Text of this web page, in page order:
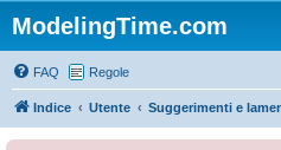
ModelingTime.com
FAQ Regole
Indice Utente Suggerimenti e